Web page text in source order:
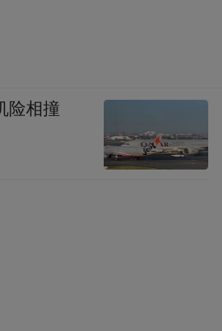
险相撞